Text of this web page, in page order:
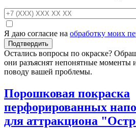
Я даю согласие на обработку моих
Остались вопросы по окраске?
они разъяснят непонятные моменты
поводу вашей проблемы.
Порошковая покраска
перфорированных
для аттракциона